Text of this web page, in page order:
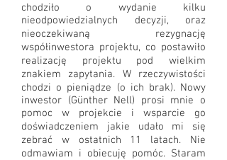
chodziło o wydanie kilku
nieodpowiedzialnych decyzji, oraz
nieoczekiwaną rezygnację
współinwestora projektu, co postawiło
realizację projektu pod wielkim
znakiem zapytania. W rzeczywistości
chodzi o pieniądze (o ich brak). Nowy
inwestor (Günther Nell) prosi mnie o
pomoc w projekcie i wsparcie go
doświadczeniem jakie udało mi się
zebrać w ostatnich 11 latach. Nie
odmawiam i obiecuję pomóc. Staram